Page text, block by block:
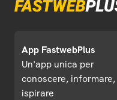
App FastwebPlus
Un'app unica per
conoscere, informare,
ispirare